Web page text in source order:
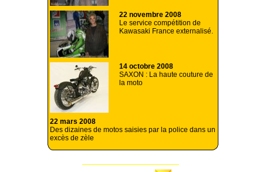
22 novembre 2008
Le service compétition de
Kawasaki France externalisé.
14 octobre 2008
SAXON : La haute couture de
la moto
22 mars 2008
Des dizaines de motos saisies par la police dans un
excès de zèle